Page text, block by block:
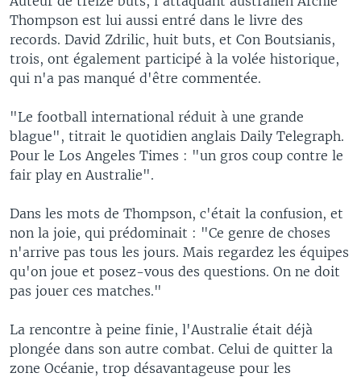
Thompson est lui aussi entré dans le livre des
records. David Zdrilic, huit buts, et Con Boutsianis,
trois, ont également participé à la volée historique,
qui n'a pas manqué d'être commentée.
"Le football international réduit à une grande
blague", titrait le quotidien anglais Daily Telegraph.
Pour le Los Angeles Times : "un gros coup contre le
fair play en Australie".
Dans les mots de Thompson, c'était la confusion, et
non la joie, qui prédominait : "Ce genre de choses
n'arrive pas tous les jours. Mais regardez les équipes
qu'on joue et posez-vous des questions. On ne doit
pas jouer ces matches."
La rencontre à peine finie, l'Australie était déjà
plongée dans son autre combat. Celui de quitter la
zone Océanie, trop désavantageuse pour les